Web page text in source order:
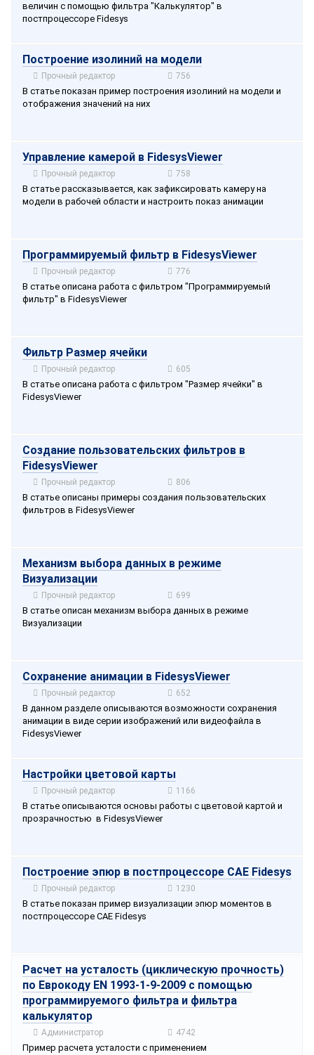
величин с помощью фильтра "Калькулятор" в
постпроцессоре Fidesys
Построение изолиний на модели
Прочный редактор 756
В статье показан пример построения изолиний на модели и
отображения значений на них
Управление камерой в FidesysViewer
Прочный редактор 758
В статье рассказывается, как зафиксировать камеру на
модели в рабочей области и настроить показ анимации
Программируемый фильтр в FidesysViewer
Прочный редактор 776
В статье описана работа с фильтром "Программируемый
фильтр" в FidesysViewer
Фильтр Размер ячейки
Прочный редактор 605
В статье описана работа с фильтром "Размер ячейки" в
FidesysViewer
Создание пользовательских фильтров в
FidesysViewer
Прочный редактор 806
В статье описаны примеры создания пользовательских
фильтров в FidesysViewer
Механизм выбора данных в режиме
Визуализации
Прочный редактор 699
В статье описан механизм выбора данных в режиме
Визуализации
Сохранение анимации в FidesysViewer
Прочный редактор 652
В данном разделе описываются возможности сохранения
анимации в виде серии изображений или видеофайла в
FidesysViewer
Настройки цветовой карты
Прочный редактор 1166
В статье описываются основы работы с цветовой картой и
прозрачностью в FidesysViewer
Построение эпюр в постпроцессоре CAE Fidesys
Прочный редактор 1230
В статье показан пример визуализации эпюр моментов в
постпроцессоре CAE Fidesys
Расчет на усталость (циклическую прочность)
по Еврокоду EN 1993-1-9-2009 с помощью
программируемого фильтра и фильтра
калькулятор
Администратор 4742
Пример расчета усталости с применением